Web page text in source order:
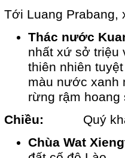
Tới Luang Prabang,
Thác nước
nhất xứ sở triệu
thiên nhiên
màu nước xanh
rừng rậm hoang
Chiều: Quý
Chùa Wat